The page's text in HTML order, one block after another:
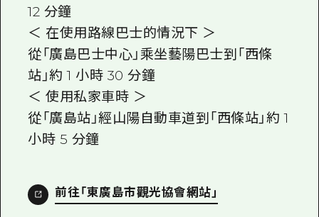
12 分鐘
＜ 在使用路線巴士的情況下 ＞
從「廣島巴士中心」乘坐藝陽巴士到「西條
站」約 1 小時 30 分鐘
＜ 使用私家車時 ＞
從「廣島站」經山陽自動車道到「西條站」約 1
小時 5 分鐘
前往「東廣島市觀光協會網站」